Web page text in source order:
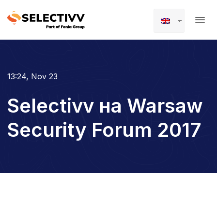
13:24, Nov 23
Selectivv на Warsaw
Security Forum 2017